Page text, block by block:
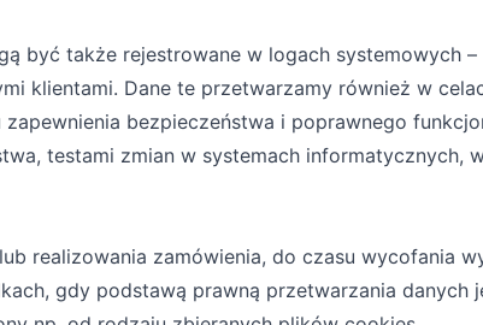
być także rejestrowane w logach systemowych
klientami. Dane te przetwarzamy również w
bezpieczeństwa i poprawnego
testami zmian w systemach informatycznych,
realizowania zamówienia, do czasu wycofania
gdy podstawą prawną przetwarzania danych